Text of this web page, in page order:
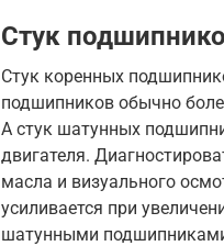
Стук
Стук коренных
подшипников обычно
А стук шатунных
двигателя.
масла и визуального
усиливается при
шатунными